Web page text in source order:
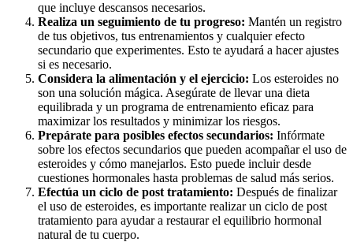
que incluye descansos necesarios.
Realiza un seguimiento de tu progreso: Mantén un registro
de tus objetivos, tus entrenamientos y cualquier efecto
secundario que experimentes. Esto te ayudará a hacer ajustes
si es necesario.
Considera la alimentación y el ejercicio: Los esteroides no
son una solución mágica. Asegúrate de llevar una dieta
equilibrada y un programa de entrenamiento eficaz para
maximizar los resultados y minimizar los riesgos.
Prepárate para posibles efectos secundarios: Infórmate
sobre los efectos secundarios que pueden acompañar el uso de
esteroides y cómo manejarlos. Esto puede incluir desde
cuestiones hormonales hasta problemas de salud más serios.
Efectúa un ciclo de post tratamiento: Después de finalizar
el uso de esteroides, es importante realizar un ciclo de post
tratamiento para ayudar a restaurar el equilibrio hormonal
natural de tu cuerpo.